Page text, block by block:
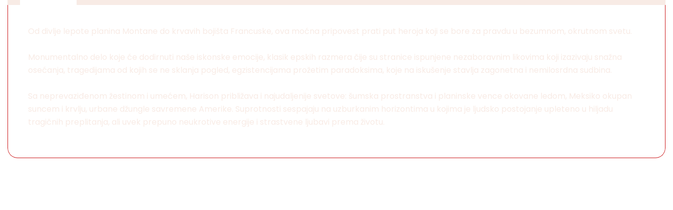
Od divlje lepote planina Montane do krvavih bojišta Francuske, ova moćna pripovest prati put heroja koji se bore za pravdu u bezumnom, okrutnom svetu.
Monumentalno delo koje će dodirnuti naše iskonske emocije, klasik epskih razmera čije su stranice ispunjene nezaboravnim likovima koji izazivaju snažna
osećanja, tragedijama od kojih se ne sklanja pogled, egzistencijama prožetim paradoksima, koje na iskušenje stavlja zagonetna i nemilosrdna sudbina.
Sa neprevaziđenom žestinom i umećem, Harison približava i najudaljenije svetove: šumska prostranstva i planinske vence okovane ledom, Meksiko okupan
suncem i krvlju, urbane džungle savremene Amerike. Suprotnosti sespajaju na uzburkanim horizontima u kojima je ljudsko postojanje upleteno u hiljadu
tragičnih preplitanja, ali uvek prepuno neukrotive energije i strastvene ljubavi prema životu.